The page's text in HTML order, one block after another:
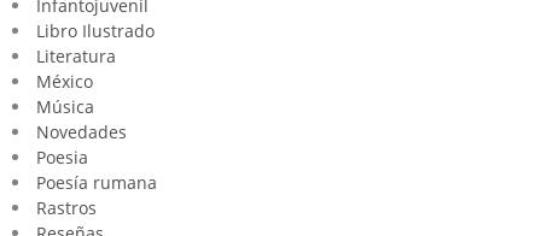
Infantojuvenil
Libro Ilustrado
Literatura
México
Música
Novedades
Poesia
Poesía rumana
Rastros